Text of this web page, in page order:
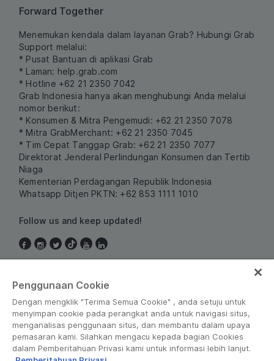
Forward Together
Menemukan kendala dalam layanan Grab? Hubungi Grab
Support melalui:
* Pusat Bantuan di aplikasi Grab
* Laman: help.grab.com
* Hotline +62 21 2350 7042
Grab Indonesia hanya akan menghubungi Anda melalui
nomor berikut:
* Konsumen & Mitra Pengemudi: +62 21 2350 7078
* Mitra GrabMerchant: +62 21 2350 7045
* Tim Cepat Tanggap Grab: +62 21 2350 7077
Direktorat Jenderal Perlindungan Konsumen dan Tertib
Niaga
Kementerian Perdagangan Republik Indonesia
Whatsapp Ditjen PKTN: +62 853 1111 1010
Follow us and keep updated!
Penggunaan Cookie
Dengan mengklik "Terima Semua Cookie" , anda setuju untuk
menyimpan cookie pada perangkat anda untuk navigasi situs,
menganalisas penggunaan situs, dan membantu dalam upaya
pemasaran kami. Silahkan mengacu kepada bagian Cookies
dalam Pemberitahuan Privasi kami untuk informasi lebih lanjut.